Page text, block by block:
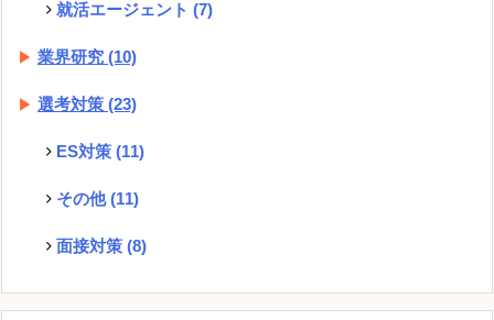
就活エージェント (7)
業界研究 (10)
選考対策 (23)
ES対策 (11)
その他(11)
面接対策 (8)